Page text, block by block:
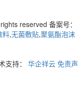
reserved 备案号：
料,无菌敷贴,聚氨酯泡沫
支持： 华企祥云 免责声